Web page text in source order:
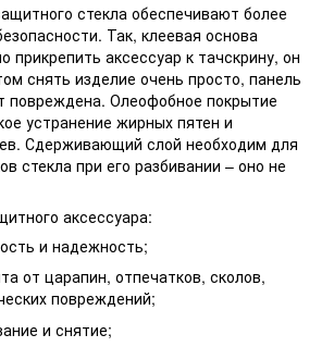
стекла обеспечивают более
Так, клеевая основа
прикрепить аксессуар к тачскрину, он
снять изделие очень просто, панель
повреждена. Олеофобное покрытие
устранение жирных пятен и
Сдерживающий слой необходим для
стекла при его разбивании – оно не
аксессуара:
и надежность;
от царапин, отпечатков, сколов,
повреждений;
и снятие;